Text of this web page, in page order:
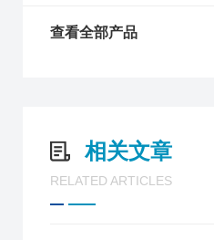
查看全部产品
相关文章
RELATED ARTICLES